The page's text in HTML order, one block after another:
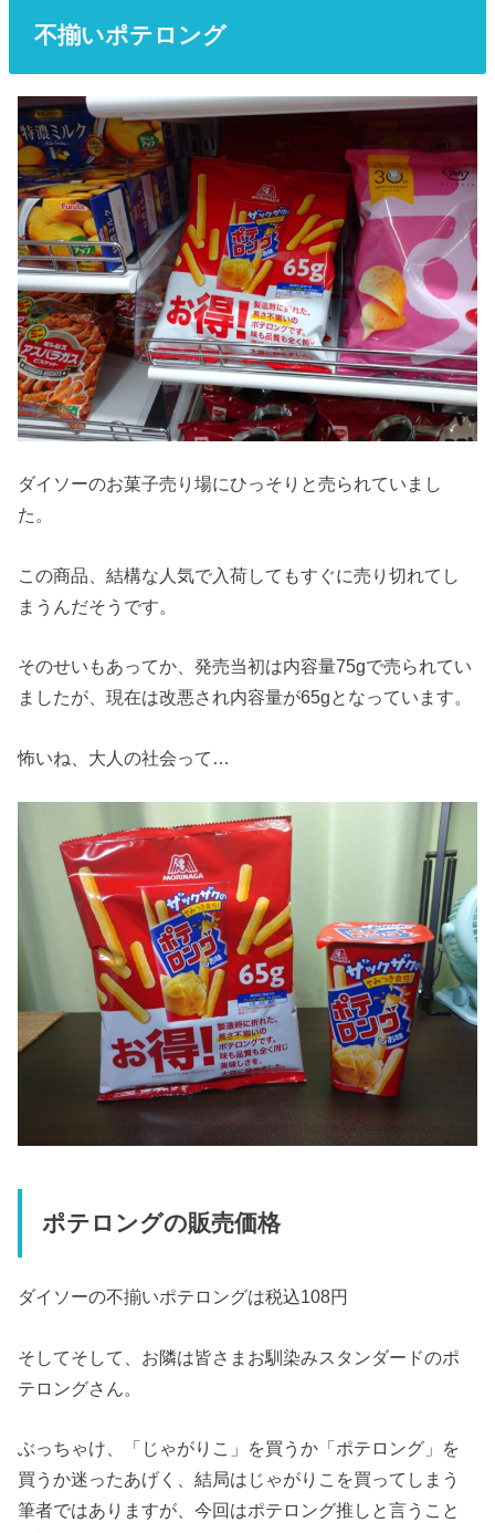
不揃いポテロング
ダイソーのお菓子売り場にひっそりと売られていまし
た。
この商品、結構な人気で入荷してもすぐに売り切れてし
まうんだそうです。
そのせいもあってか、発売当初は内容量75gで売られてい
ましたが、現在は改悪され内容量が65gとなっています。
怖いね、大人の社会って…
ポテロングの販売価格
ダイソーの不揃いポテロングは税込108円
そしてそして、お隣は皆さまお馴染みスタンダードのポ
テロングさん。
ぶっちゃけ、「じゃがりこ」を買うか「ポテロング」を
買うか迷ったあげく、結局はじゃがりこを買ってしまう
筆者ではありますが、今回はポテロング推しと言うこと